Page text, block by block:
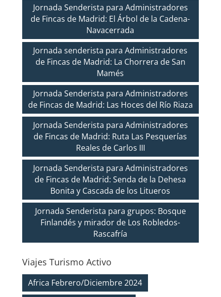
Jornada Senderista para Administradores
de Fincas de Madrid: El Árbol de la Cadena-
Navacerrada
Jornada senderista para Administradores
de Fincas de Madrid: La Chorrera de San
Mamés
Jornada Senderista para Administradores
de Fincas de Madrid: Las Hoces del Río Riaza
Jornada Senderista para Administradores
de Fincas de Madrid: Ruta Las Pesquerías
Reales de Carlos III
Jornada Senderista para Administradores
de Fincas de Madrid: Senda de la Dehesa
Bonita y Cascada de los Litueros
Jornada Senderista para grupos: Bosque
Finlandés y mirador de Los Robledos-
Rascafría
Viajes Turismo Activo
Africa Febrero/Diciembre 2024